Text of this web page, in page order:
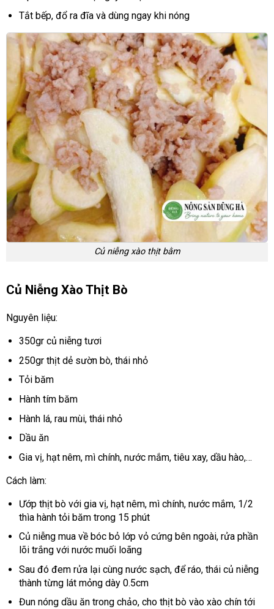
Tắt bếp, đổ ra đĩa và dùng ngay khi nóng
Củ niễng xào thịt bằm
Củ Niễng Xào Thịt Bò
Nguyên liệu:
350gr củ niễng tươi
250gr thịt dẻ sườn bò, thái nhỏ
Tỏi băm
Hành tím băm
Hành lá, rau mùi, thái nhỏ
Dầu ăn
Gia vị, hạt nêm, mì chính, nước mắm, tiêu xay, dầu hào,…
Cách làm:
Ướp thịt bò với gia vị, hạt nêm, mì chính, nước mắm, 1/2
thìa hành tỏi băm trong 15 phút
Củ niễng mua về bóc bỏ lớp vỏ cứng bên ngoài, rửa phần
lõi trắng với nước muối loãng
Sau đó đem rửa lại cùng nước sạch, để ráo, thái củ niễng
thành từng lát mỏng dày 0.5cm
Đun nóng dầu ăn trong chảo, cho thịt bò vào xào chín tới